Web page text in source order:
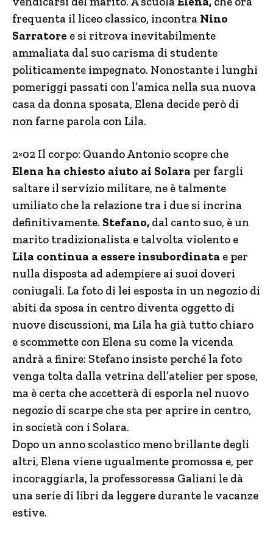
frequenta il liceo classico, incontra Nino
Sarratore e si ritrova inevitabilmente
ammaliata dal suo carisma di studente
politicamente impegnato. Nonostante i lunghi
pomeriggi passati con l’amica nella sua nuova
casa da donna sposata, Elena decide però di
non farne parola con Lila.
2×02 Il corpo: Quando Antonio scopre che
Elena ha chiesto aiuto ai Solara per fargli
saltare il servizio militare, ne è talmente
umiliato che la relazione tra i due si incrina
definitivamente. Stefano, dal canto suo, è un
marito tradizionalista e talvolta violento e
Lila continua a essere insubordinata e per
nulla disposta ad adempiere ai suoi doveri
coniugali. La foto di lei esposta in un negozio di
abiti da sposa in centro diventa oggetto di
nuove discussioni, ma Lila ha già tutto chiaro
e scommette con Elena su come la vicenda
andrà a finire: Stefano insiste perché la foto
venga tolta dalla vetrina dell’atelier per spose,
ma è certa che accetterà di esporla nel nuovo
negozio di scarpe che sta per aprire in centro,
in società con i Solara.
Dopo un anno scolastico meno brillante degli
altri, Elena viene ugualmente promossa e, per
incoraggiarla, la professoressa Galiani le dà
una serie di libri da leggere durante le vacanze
estive.